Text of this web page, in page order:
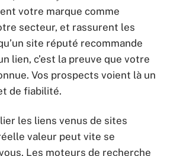
votre marque comme
secteur, et rassurent les
site réputé recommande
lien, c’est la preuve que votre
Vos prospects voient là un
de fiabilité.
les liens venus de sites
valeur peut vite se
Les moteurs de recherche